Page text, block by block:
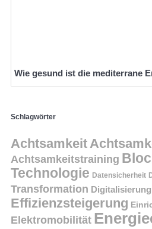
Wie gesund ist die mediterrane
Schlagwörter
Achtsamkeit
Achtsamkeitstraining
Technologie Datensicherheit
Transformation Digitalisierung
Effizienzsteigerung
Elektromobilität